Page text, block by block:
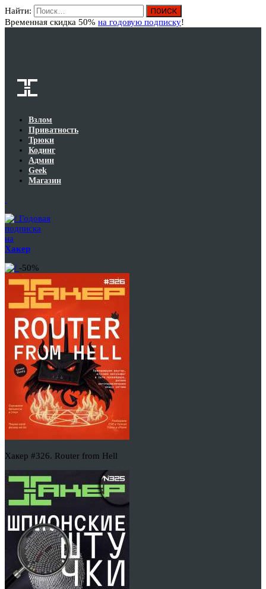
Найти:
Временная скидка 50% на годовую подписку!
Взлом
Приватность
Трюки
Кодинг
Админ
Geek
Магазин
Годовая
подписка
на
Хакер
-50%
Хакер #326. Router from Hell